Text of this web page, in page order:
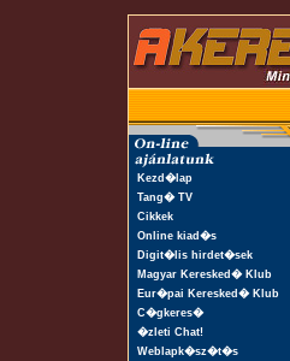
Kezd�lap
Tang� TV
Cikkek
Online kiad�s
Digit�lis hirdet�sek
Magyar Keresked� Klub
Eur�pai Keresked� Klub
C�gkeres�
�zleti Chat!
Weblapk�sz�t�s